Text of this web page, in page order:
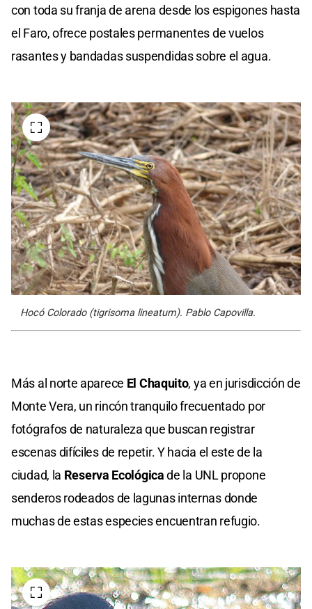
con toda su franja de arena desde los espigones hasta
el Faro, ofrece postales permanentes de vuelos
rasantes y bandadas suspendidas sobre el agua.
Hocó Colorado (tigrisoma lineatum). Pablo Capovilla.
Más al norte aparece El Chaquito, ya en jurisdicción de
Monte Vera, un rincón tranquilo frecuentado por
fotógrafos de naturaleza que buscan registrar
escenas difíciles de repetir. Y hacia el este de la
ciudad, la Reserva Ecológicade la UNLpropone
senderos rodeados de lagunas internas donde
muchas de estas especies encuentran refugio.